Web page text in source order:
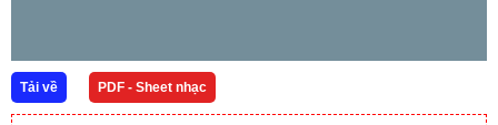
Tải về PDF - Sheet nhạc